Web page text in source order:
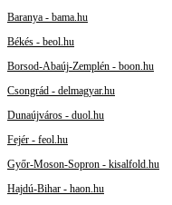
Baranya - bama.hu
Békés - beol.hu
Borsod-Abaúj-Zemplén - boon.hu
Csongrád - delmagyar.hu
Dunaújváros - duol.hu
Fejér - feol.hu
Győr-Moson-Sopron - kisalfold.hu
Hajdú-Bihar - haon.hu